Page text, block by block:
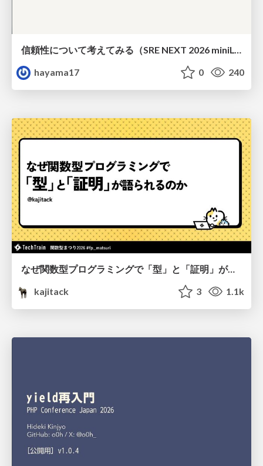
信頼性について考えてみる（SRE NEXT 2026 miniLT）
hayama17
0 240
なぜ関数型プログラミングで「型」と「証明」が語られるのか #fp_matsuri
kajitack
3 1.1k